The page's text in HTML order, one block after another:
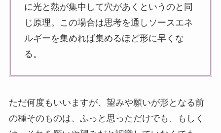
に光と熱が集中して穴があくというのと同
じ原理。この場合は思考を通しソースエネ
ルギーを集めれば集めるほど形に早くな
る。
ただ何度もいいますが、望みや願いが形となる前
の種そのものは、ふっと思っただけでも、もしく